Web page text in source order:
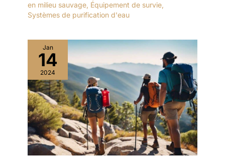
en milieu sauvage, Équipement de survie,
Systèmes de purification d'eau
Jan
14
2024